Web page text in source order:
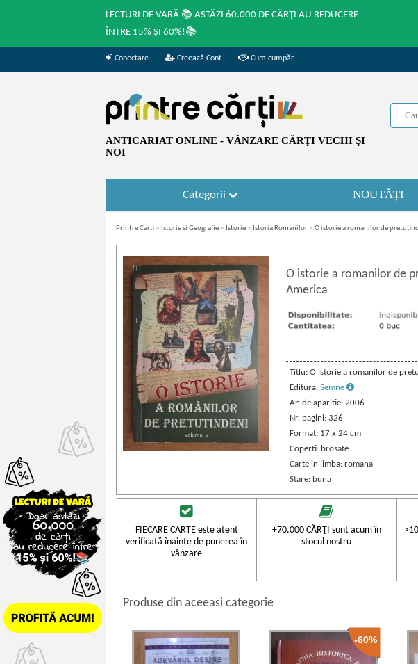
LECTURI DE VARĂ 📚 ASTĂZI 60.000 DE CĂRȚI AU REDUCERE
ÎNTRE 15% ȘI 60%!📚
Conectare Creează Cont Cum cumpăr
ANTICARIAT ONLINE - VÂNZARE CĂRŢI VECHI ŞI
NOI
Categorii NOUTĂȚI
Printre Carti » Istorie si Geografie » Istorie » Istoria Romanilor » O istorie a romanilor de
O istorie a romanilor de
America
Titlu: O istorie a romanilor de
Editura: Semne
An de aparitie: 2006
Nr. pagini: 326
Format: 17 x 24 cm
Coperti: brosate
Carte in limba: romana
Stare: buna
FIECARE CARTE este atent
verificată înainte de punerea în
vânzare
+70.000 CĂRŢI sunt acum în
stocul nostru
Produse din aceeasi categorie
-60%